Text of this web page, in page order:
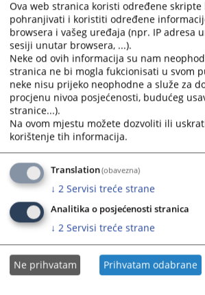
and
select
a
date.
Press
the
question
mark
key
get
the
keyboard
shortcuts
for
dates.
and
select
a
date.
Press
the
question
mark
key
the
keyboard
shortcuts
for
dates.
Ova web stranica koristi određene skripte
pohranjivati i koristiti određene
browsera i vašeg uređaja (npr. IP adresa
sesiji unutar browsera, ...).
Neke od ovih informacija su nam
stranica ne bi mogla fukcionisati u svom
neke nisu prijeko neophodne a služe za
procjenu nivoa posjećenosti, budućeg
stranice...).
Na ovom mjestu možete dozvoliti ili
korištenje tih informacija.
Translation(obavezna)
↓ 2 Servisi treće strane
Analitika o posjećenosti stranica
↓ 2 Servisi treće strane
Ne prihvatam Prihvatam odabrane